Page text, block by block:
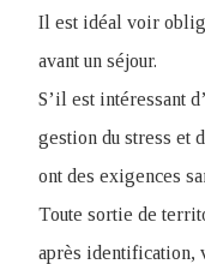
Il est idéal voir
avant un séjour.
S’il est intéressant
gestion du stress et
ont des exigences
Toute sortie de
après identification,